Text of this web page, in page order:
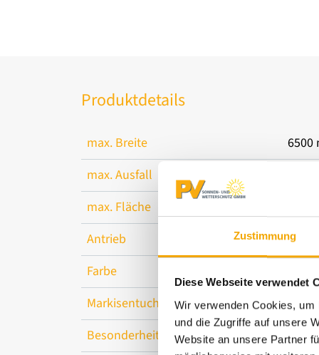
Zustimmung
Diese Webseite verwendet
Wir verwenden Cookies,
und die Zugriffe auf unsere
Website an unsere Partner
Produktdetails
max. Breite
6500
max. Ausfall
max. Fläche
Antrieb
Farbe
Markisentuch
Acryl
Besonderheit